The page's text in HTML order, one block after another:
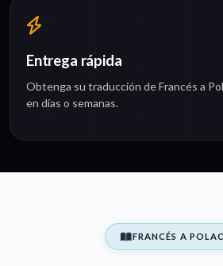
Entrega rápida
Obtenga su traducción de Francés a
en días o semanas.
FRANCÉS A